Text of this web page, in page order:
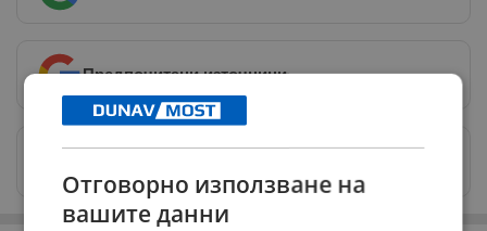
Предпочитани източници→
Изпращайте снимки и информация на
Отговорно използване на
вашите данни